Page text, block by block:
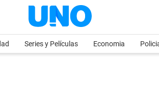
Series y Películas Economia